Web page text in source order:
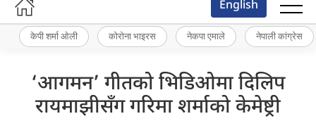
English
केपी शर्मा ओली कोरोना भाइरस नेकपा एमाले नेपाली कांग्रेस
‘आगमन’ गीतको भिडिओमा दिलिप
रायमाझीसँग गरिमा शर्माको केमेष्ट्री